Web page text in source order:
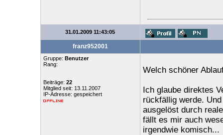
31.01.2009 11:43:05
franz952001
Gruppe: Benutzer
Rang:
Beiträge: 22
Mitglied seit: 13.11.2007
IP-Adresse: gespeichert
Welch schöner
Ich glaube direktes
rückfällig werde.
ausgelöst durch
fällt es mir auch
irgendwie komisch...